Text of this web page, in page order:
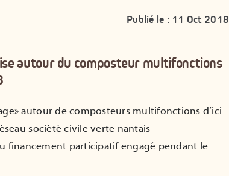
Publié le : 11 Oct 2018
autour du composteur multifonctions
autour de composteurs multifonctions d’ici
société civile verte nantais
financement participatif engagé pendant le
Formation
Référent·e de site
Les réunions